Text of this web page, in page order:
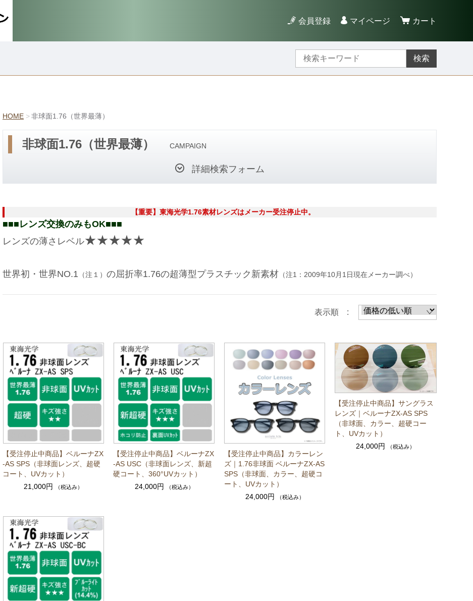
会員登録 マイページ カート
検索
HOME 非球面1.76（世界最薄）
非球面1.76（世界最薄） CAMPAIGN
詳細検索フォーム
【重要】東海光学1.76素材レンズはメーカー受注停止中。
■■■レンズ交換のみもOK■■■
レンズの薄さレベル★★★★★
世界初・世界NO.1 （注１） の屈折率1.76の超薄型プラスチック新素材 （注1：2009年10月1日現在メーカー調べ）
表示順 :
【受注停止中商品】ベルーナZX
-AS SPS（非球面レンズ、超硬
コート、UVカット）
21,000円
（税込み）
【受注停止中商品】ベルーナZX
-AS USC（非球面レンズ、新超
硬コート、360°UVカット）
24,000円
（税込み）
【受注停止中商品】カラーレン
ズ｜1.76非球面 ベルーナZX-AS
SPS（非球面、カラー、超硬コ
ート、UVカット）
24,000円
（税込み）
【受注停止中商品】サングラス
レンズ｜ベルーナZX-AS SPS
（非球面、カラー、超硬コー
ト、UVカット）
24,000円
（税込み）